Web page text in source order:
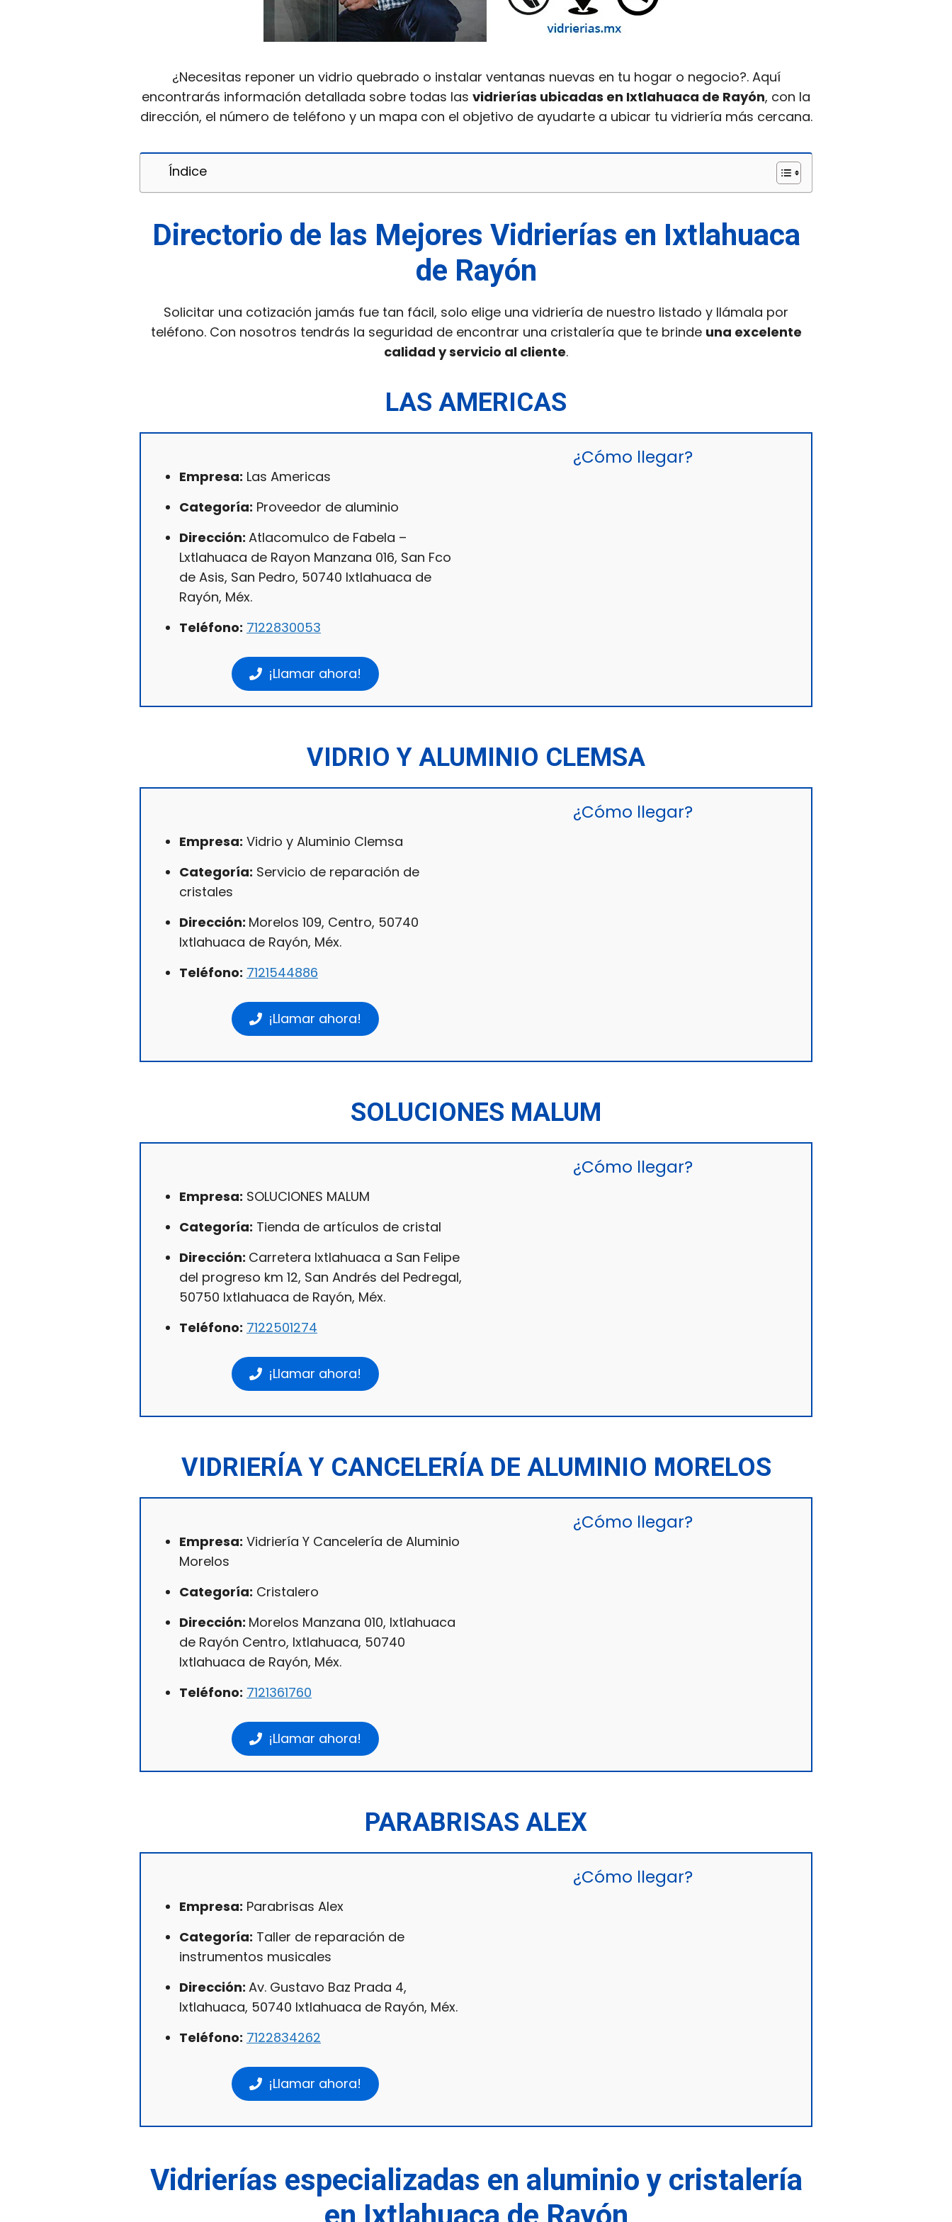
¿Necesitas reponer un vidrio quebrado o instalar ventanas nuevas en tu hogar o negocio?. Aquí
encontrarás información detallada sobre todas las vidrierías ubicadas en Ixtlahuaca de Rayón, con la
dirección, el número de teléfono y un mapa con el objetivo de ayudarte a ubicar tu vidriería más cercana.
Índice
Directorio de las Mejores Vidrierías en Ixtlahuaca
de Rayón
Solicitar una cotización jamás fue tan fácil, solo elige una vidriería de nuestro listado y llámala por
teléfono. Con nosotros tendrás la seguridad de encontrar una cristalería que te brinde una excelente
calidad y servicio al cliente.
LAS AMERICAS
Empresa: Las Americas
Categoría: Proveedor de aluminio
Dirección: Atlacomulco de Fabela –
Lxtlahuaca de Rayon Manzana 016, San Fco
de Asis, San Pedro, 50740 Ixtlahuaca de
Rayón, Méx.
Teléfono: 7122830053
¡Llamar ahora!
¿Cómo llegar?
VIDRIO Y ALUMINIO CLEMSA
Empresa: Vidrio y Aluminio Clemsa
Categoría: Servicio de reparación de
cristales
Dirección: Morelos 109, Centro, 50740
Ixtlahuaca de Rayón, Méx.
Teléfono: 7121544886
¡Llamar ahora!
¿Cómo llegar?
SOLUCIONES MALUM
Empresa: SOLUCIONES MALUM
Categoría: Tienda de artículos de cristal
Dirección: Carretera Ixtlahuaca a San Felipe
del progreso km 12, San Andrés del Pedregal,
50750 Ixtlahuaca de Rayón, Méx.
Teléfono: 7122501274
¡Llamar ahora!
¿Cómo llegar?
VIDRIERÍA Y CANCELERÍA DE ALUMINIO MORELOS
Empresa: Vidriería Y Cancelería de Aluminio
Morelos
Categoría: Cristalero
Dirección: Morelos Manzana 010, Ixtlahuaca
de Rayón Centro, Ixtlahuaca, 50740
Ixtlahuaca de Rayón, Méx.
Teléfono: 7121361760
¡Llamar ahora!
¿Cómo llegar?
PARABRISAS ALEX
Empresa: Parabrisas Alex
Categoría: Taller de reparación de
instrumentos musicales
Dirección: Av. Gustavo Baz Prada 4,
Ixtlahuaca, 50740 Ixtlahuaca de Rayón, Méx.
Teléfono: 7122834262
¡Llamar ahora!
¿Cómo llegar?
Vidrierías especializadas en aluminio y cristalería